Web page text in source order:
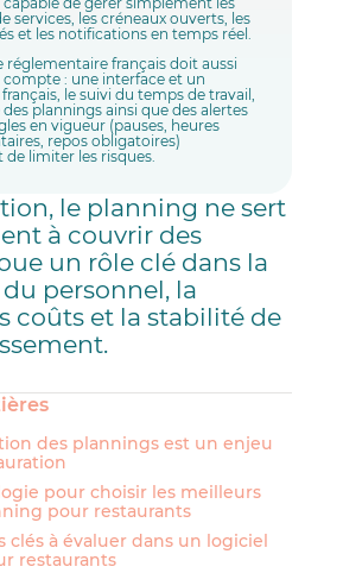
services, les créneaux ouverts, les
et les notifications en temps réel.
réglementaire français doit aussi
compte : une interface et un
le suivi du temps de travail,
des plannings ainsi que des alertes
en vigueur (pauses, heures
repos obligatoires)
limiter les risques.
le planning ne sert
à couvrir des
un rôle clé dans la
personnel, la
coûts et la stabilité de
des plannings est un enjeu
pour choisir les meilleurs
pour restaurants
clés à évaluer dans un logiciel
restaurants